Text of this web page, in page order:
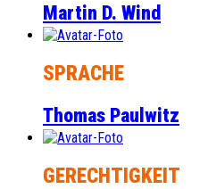
Martin D. Wind
SPRACHE
Thomas Paulwitz
GERECHTIGKEIT